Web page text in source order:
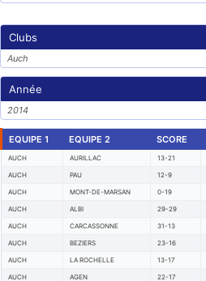
Clubs
Auch
Année
2014
EQUIPE 1 EQUIPE 2 SCORE
AUCH AURILLAC 13-21
AUCH PAU 12-9
AUCH MONT-DE-MARSAN 0-19
AUCH ALBI 29-29
AUCH CARCASSONNE 31-13
AUCH BEZIERS 23-16
AUCH LA ROCHELLE 13-17
AUCH AGEN 22-17